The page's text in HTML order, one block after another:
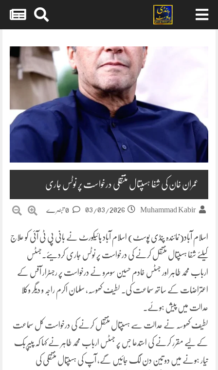
عمران خان کی شفا ہسپتال منتقلی درخواست پر نوٹس جاری
Muhammad Kabir
03/03/2026
اسلام آباد(نمائندہ پنڈی پوسٹ) اسلام آباد ہائیکورٹ نے بانی پی ٹی آئی کو علاج
کیلئے شفا ہسپتال منتقل کرنے کی درخواست پر نوٹس جاری کردیئے۔جسٹس
ارباب محمد طاہر اور جسٹس خادم حسین سومرو نے درخواست پر رجسٹرار آفس کے
اعتراضات کے ساتھ سماعت کی۔ لطیف کھوسہ، سلمان اکرم راجہ و دیگر وکلا
عدالت میں پیش ہوئے۔
لطیف کھوسہ نے عدالت سے ہسپتال منتقل کرنے کی درخواست کل سماعت
کے لیے مقرر کرنے کی استدعا جس پر جسٹس ارباب محمد طاہر نے کہا کہ پیپر بک
تیار ہونے میں دو تین دن لگ جائیں گے، آپ کی ہسپتال منتقلی کی